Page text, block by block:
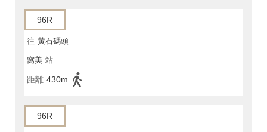
96R
往 黃石碼頭
窩美 站
距離 430m
96R